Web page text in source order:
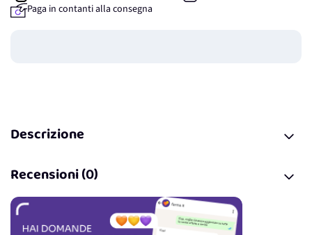
Paga in contanti alla consegna
Descrizione
Recensioni (0)